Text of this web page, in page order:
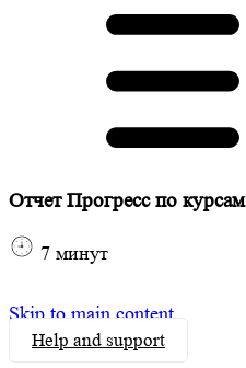
Отчет Прогресс по курсам
7 минут
Skip to main content
Help and support